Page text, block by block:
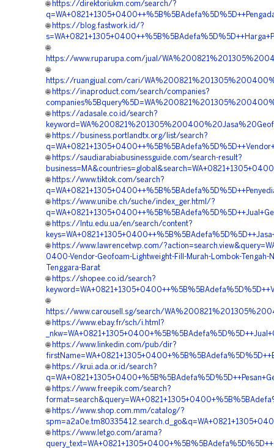
🌐 https://direktoriukm.com/search/?
🌐 https://blog.fastwork.id/?
🌐
https://www.ruparupa.com/jual/
🌐
https://ruangjual.com/cari/
🌐 https://inaproduct.com/search/companies?
🌐 https://adasale.co.id/search?
🌐 https://business.portlandtx.org/list/search?
🌐 https://saudiarabiabusinessguide.com/search-result?
🌐 https://www.tiktok.com/search?
🌐 https://www.unibe.ch/suche/index_ger.html/?
🌐 https://lntu.edu.ua/en/search/content?
🌐 https://www.lawrencetwp.com/
0400-Vendor-Geofoam-Lightweight-Fill-Murah-Lombok-Tengah-
Tenggara-Barat
🌐 https://shopee.co.id/search?
🌐
https://www.carousell.sg/search/
🌐 https://www.ebay.fr/sch/i.html?
🌐 https://www.linkedin.com/pub/dir?
🌐 https://krui.ada.or.id/search?
🌐 https://www.freepik.com/search?
🌐 https://www.shop.com.mm/catalog/?
🌐 https://www.letgo.com/arama?